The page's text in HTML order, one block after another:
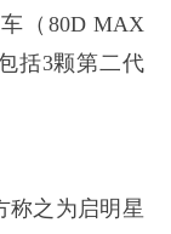
（80D MAX
括3颗第二代
称之为启明星